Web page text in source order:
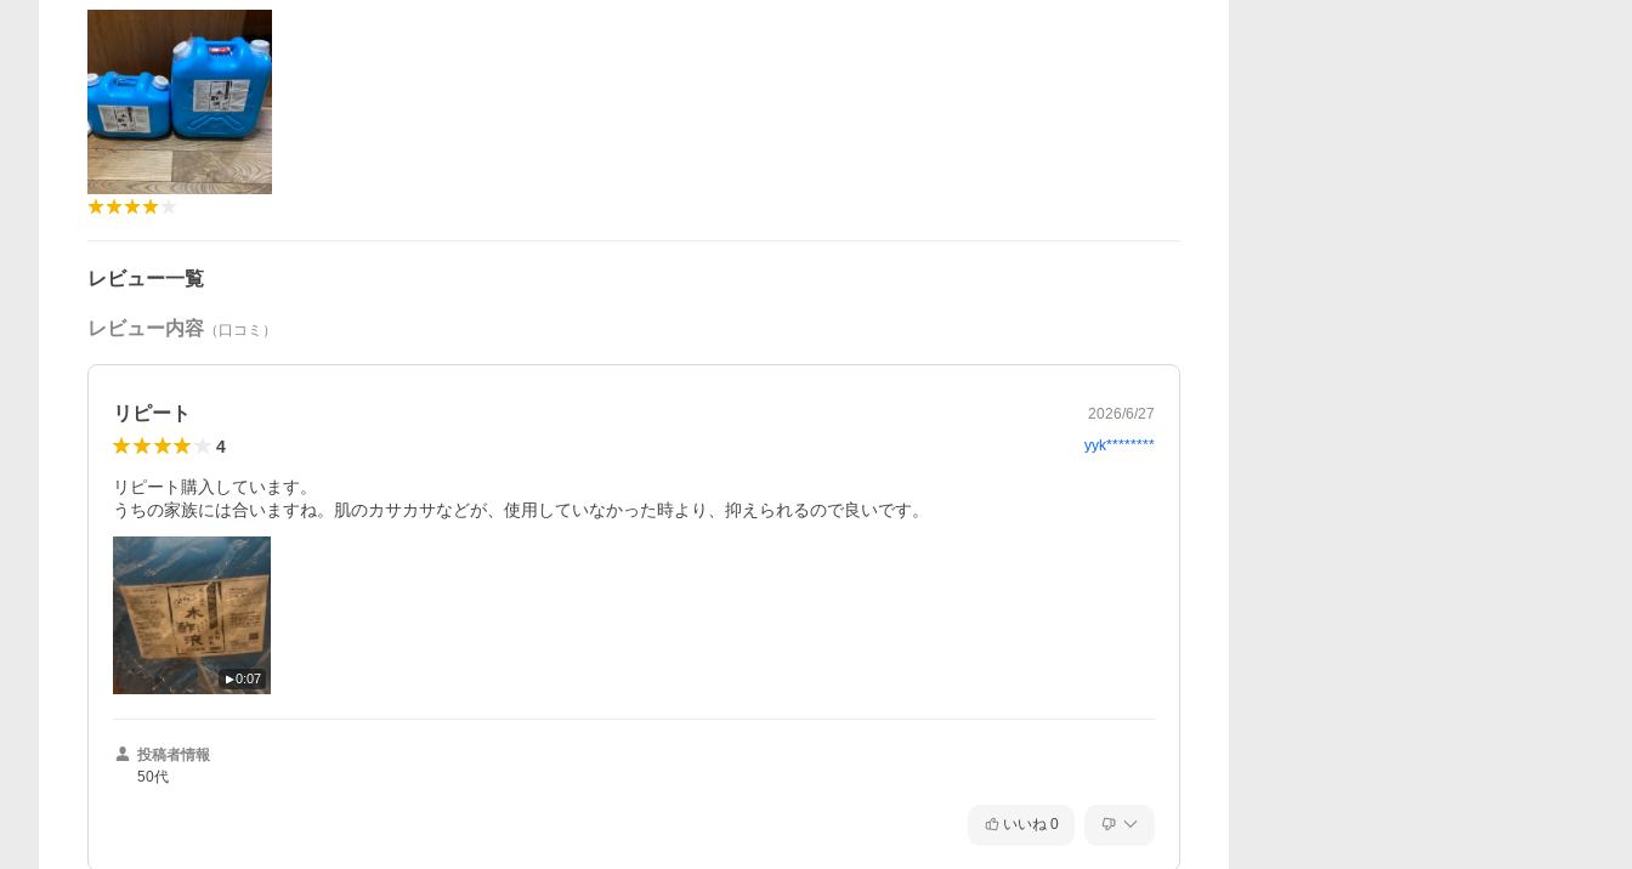
レビュー一覧
レビュー内容 （口コミ）
リピート 2026/6/27
4 yyk********
リピート購入しています。
うちの家族には合いますね。肌のカサカサなどが、使用していなかった時より、抑えられるので良いです。
0:07
投稿者情報
50代
いいね 0